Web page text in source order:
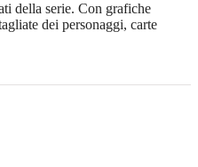
della serie. Con grafiche
dei personaggi, carte